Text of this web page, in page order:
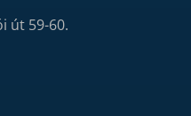
út 59-60.